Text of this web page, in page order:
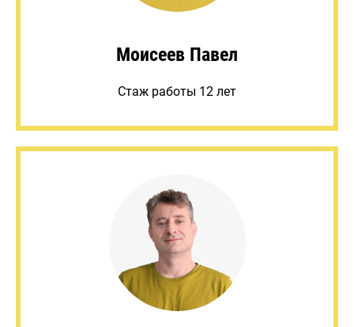
Моисеев Павел
Стаж работы 12 лет